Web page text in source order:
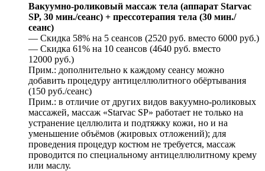
Вакуумно-роликовый массаж тела (аппарат Starvac
SP, 30 мин./сеанс) + прессотерапия тела (30 мин./
сеанс)
— Скидка 58% на 5 сеансов (2520 руб. вместо 6000 руб.)
— Скидка 61% на 10 сеансов (4640 руб. вместо
12000 руб.)
Прим.: дополнительно к каждому сеансу можно
добавить процедуру антицеллюлитного обёртывания
(150 руб./сеанс)
Прим.: в отличие от других видов вакуумно-роликовых
массажей, массаж «Stаrvас SР» работает не только на
устранение целлюлита и подтяжку кожи, но и на
уменьшение объёмов (жировых отложений); для
проведения процедур костюм не требуется, массаж
проводится по специальному антицеллюлитному крему
или маслу.